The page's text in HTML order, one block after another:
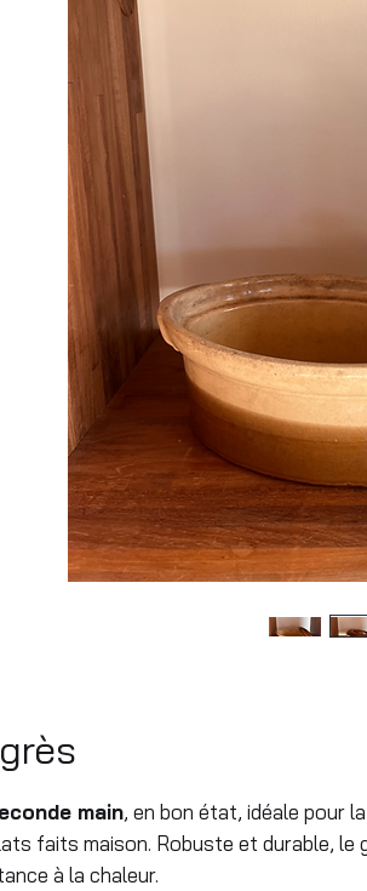
main, en bon état, idéale pour
faits maison. Robuste et durable, le
à la chaleur.